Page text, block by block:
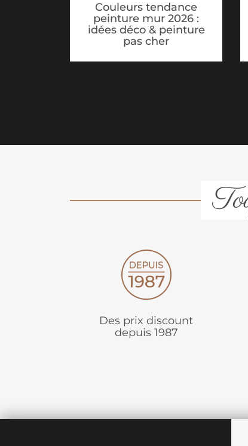
Couleurs tendance
peinture mur 2026 :
idées déco & peinture
pas cher
Des prix discount
depuis 1987